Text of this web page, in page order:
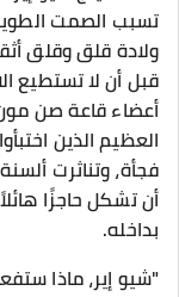
تسبب الصمت
ولادة قلق وقلق
قبل أن لا تستطيع
أعضاء قاعة صن
العظيم الذين
فجأة، وتناثرت
أن تشكل حاجزًا
بداخله.
"شيو إير، ماذا